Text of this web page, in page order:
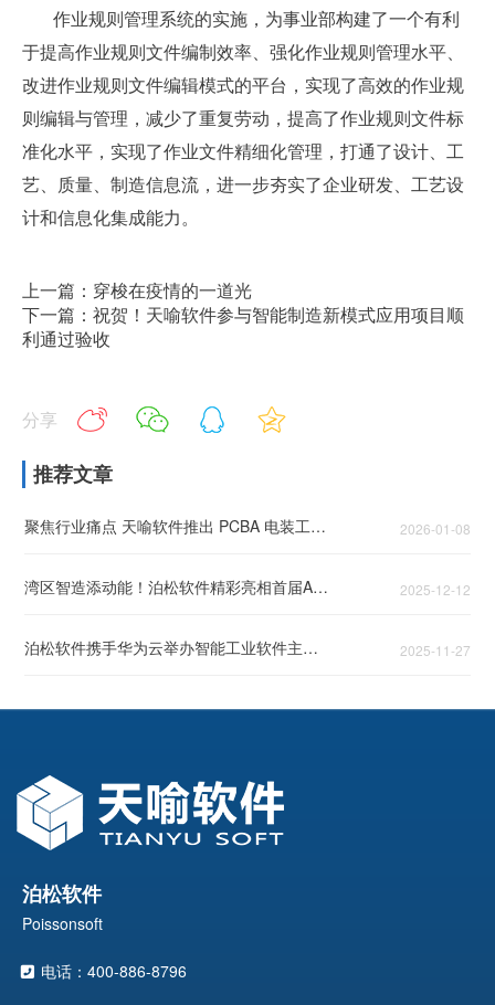
作业规则管理系统的实施，为事业部构建了一个有利
于提高作业规则文件编制效率、强化作业规则管理水平、
改进作业规则文件编辑模式的平台，实现了高效的作业规
则编辑与管理，减少了重复劳动，提高了作业规则文件标
准化水平，实现了作业文件精细化管理，打通了设计、工
艺、质量、制造信息流，进一步夯实了企业研发、工艺设
计和信息化集成能力。
上一篇：穿梭在疫情的一道光
下一篇：祝贺！天喻软件参与智能制造新模式应用项目顺
利通过验收
分享
推荐文章
聚焦行业痛点 天喻软件推出 PCBA 电装工艺 AI 解决方案 2026-01-08
湾区智造添动能！泊松软件精彩亮相首届AIE博览会 2025-12-12
泊松软件携手华为云举办智能工业软件主题论坛，头部企业共话智能工业破局之道 2025-11-27
泊松软件
Poissonsoft
电话：400-886-8796